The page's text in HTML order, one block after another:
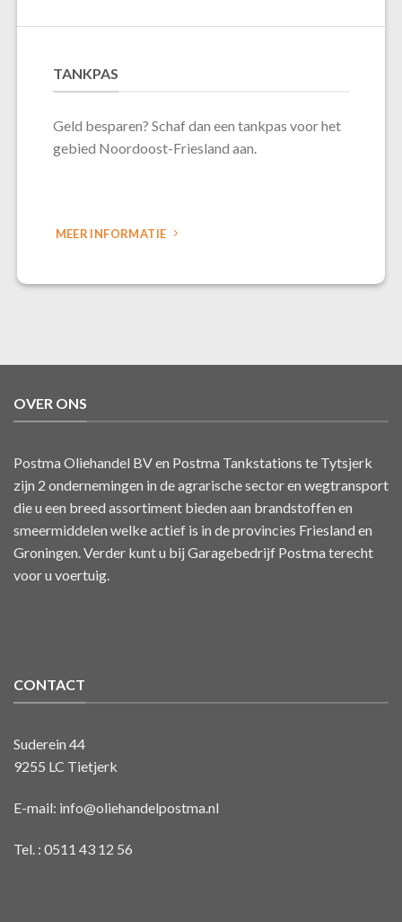
TANKPAS
Geld besparen? Schaf dan een tankpas voor het
gebied Noordoost-Friesland aan.
MEER INFORMATIE
OVER ONS
Postma Oliehandel BV en Postma Tankstations te Tytsjerk
zijn 2 ondernemingen in de agrarische sector en wegtransport
die u een breed assortiment bieden aan brandstoffen en
smeermiddelen welke actief is in de provincies Friesland en
Groningen. Verder kunt u bij Garagebedrijf Postma terecht
voor u voertuig.
CONTACT
Suderein 44
9255 LC Tietjerk
E-mail: info@oliehandelpostma.nl
Tel. : 0511 43 12 56